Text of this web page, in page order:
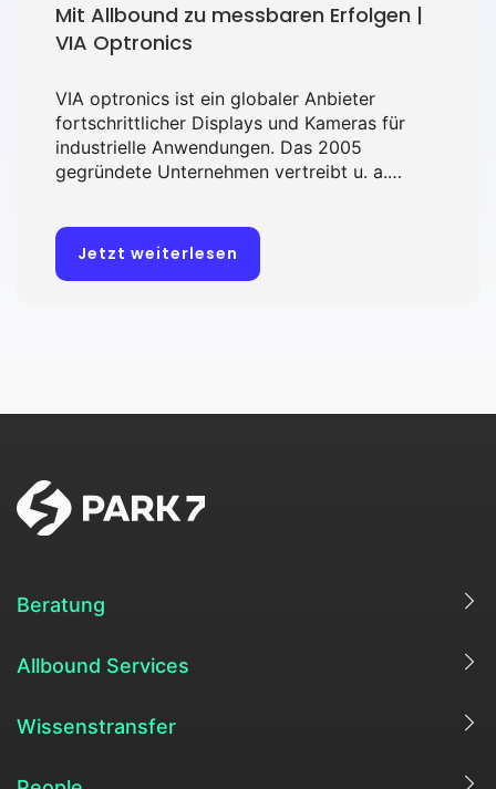
Mit Allbound zu messbaren Erfolgen |
VIA Optronics
VIA optronics ist ein globaler Anbieter
fortschrittlicher Displays und Kameras für
industrielle Anwendungen. Das 2005
gegründete Unternehmen vertreibt u. a.
Unterhaltungselektronik.
Jetzt weiterlesen
Beratung
Allbound Services
Wissenstransfer